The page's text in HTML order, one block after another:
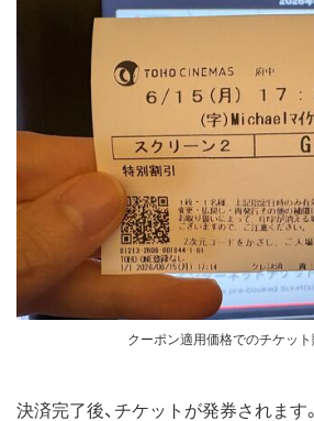
クーポン適用価格でのチケット
決済完了後、チケットが発券されます